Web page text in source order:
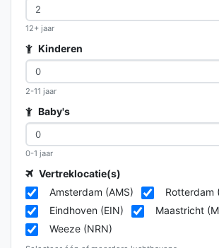
12+ jaar
Kinderen
2-11 jaar
Baby's
0-1 jaar
Vertreklocatie(s)
Amsterdam (AMS)
Rotterdam
Eindhoven (EIN)
Maastricht
Weeze (NRN)